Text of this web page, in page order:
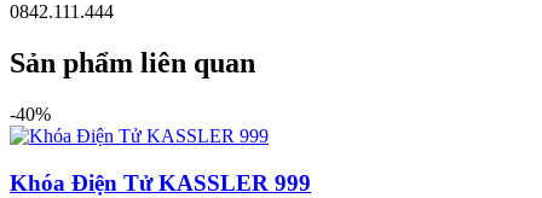
0842.111.444
Sản phẩm liên quan
-40%
Khóa Điện Tử KASSLER 999